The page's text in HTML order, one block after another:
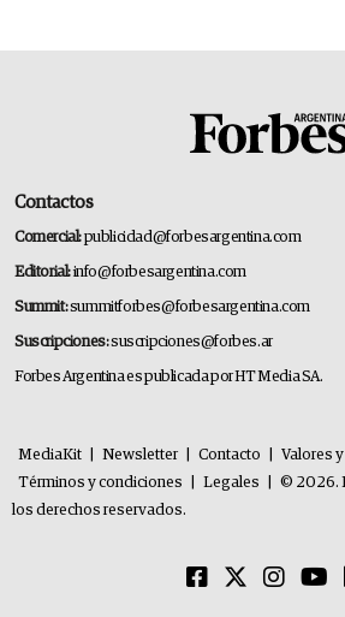
Contactos
Comercial:publicidad@forbesargentina.com
Editorial:info@forbesargentina.com
Summit:summitforbes@forbesargentina.com
Suscripciones:suscripciones@forbes.ar
Forbes Argentina es publicada por HT Media SA.
MediaKit Newsletter Contacto Valores
Términos y condiciones
Legales
© 2026.
los derechos reservados.